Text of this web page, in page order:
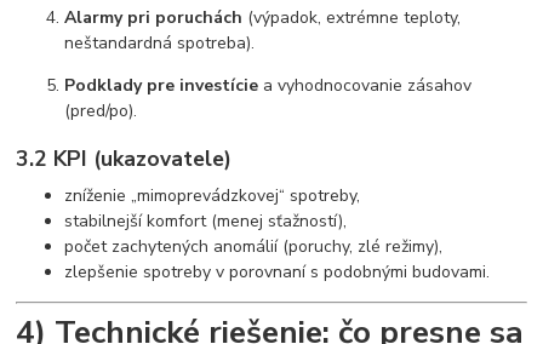
Alarmy pri poruchách (výpadok, extrémne teploty,
neštandardná spotreba).
Podklady pre investície a vyhodnocovanie zásahov
(pred/po).
3.2 KPI (ukazovatele)
zníženie „mimoprevádzkovej“ spotreby,
stabilnejší komfort (menej sťažností),
počet zachytených anomálií (poruchy, zlé režimy),
zlepšenie spotreby v porovnaní s podobnými budovami.
4) Technické riešenie: čo presne sa